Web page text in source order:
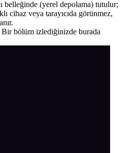
belleğinde (yerel depolama) tutulur;
cihaz veya tarayıcıda görünmez,
bölüm izlediğinizde burada